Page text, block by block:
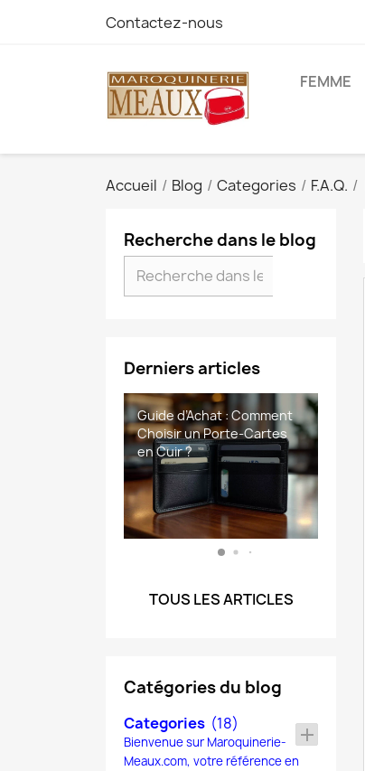
Contactez-nous
FEMME
Accueil Blog Categories F.A.Q.
Recherche dans le blog
Derniers articles
📝 Article : Cuir vs Cuir
Synthetique–Quel
Matériau Choisir pour sa
Maroquinerie
Foire aux questions
portefeuille en cuir de
Maroquinerie-Meaux
foire aux questions
sacoches homme de
Maroquinerie-Meaux.com.
Guide d’Achat : Comment
Choisir un Porte-Cartes
en Cuir ?
TOUS LES ARTICLES
Catégories du blog
Categories (18)
Bienvenue sur Maroquinerie-
Meaux.com, votre référence en
add